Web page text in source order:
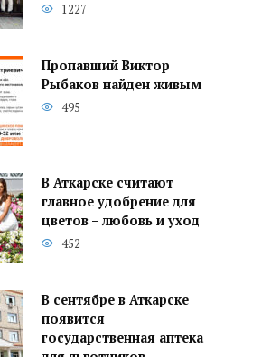
1227
Пропавший Виктор
Рыбаков найден живым
495
В Аткарске считают
главное удобрение для
цветов – любовь и уход
452
В сентябре в Аткарске
появится
государственная аптека